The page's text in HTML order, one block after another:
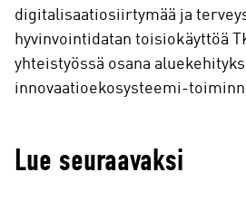
digitalisaatiosiirtymää ja
hyvinvointidatan toisiokäyttöä
yhteistyössä osana
innovaatioekosysteemi-
Lue seuraavaksi